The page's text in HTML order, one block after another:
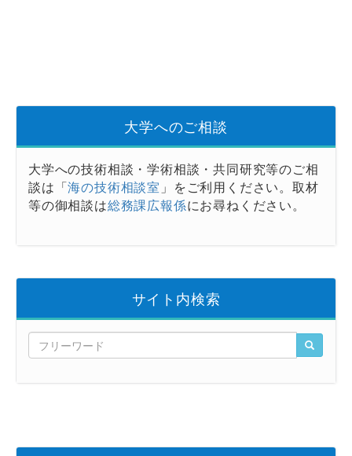
大学へのご相談
大学への技術相談・学術相談・共同研究等のご相
談は「海の技術相談室 」をご利用ください。取材
等の御相談は総務課広報係にお尋ねください。
サイト内検索